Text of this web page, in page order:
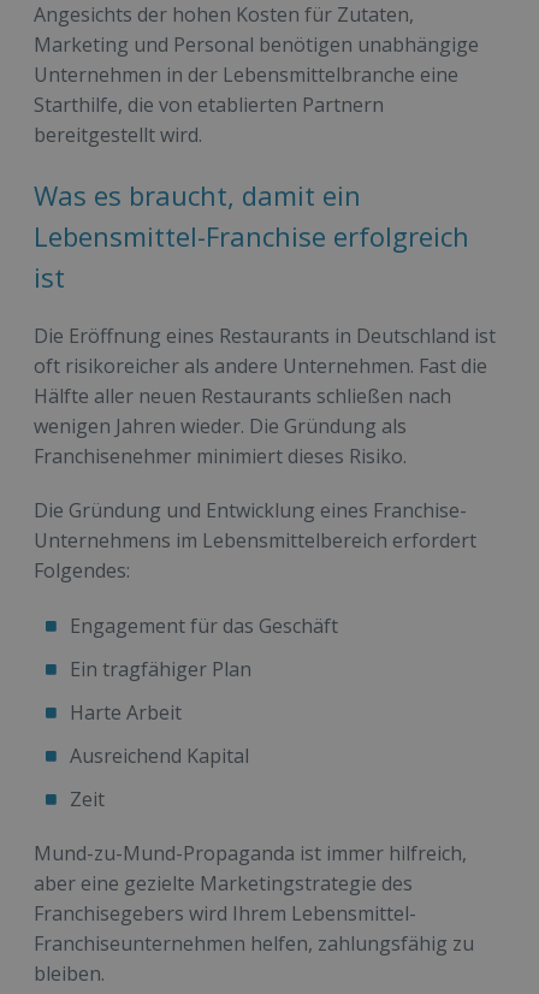
Angesichts der hohen Kosten für Zutaten,
Marketing und Personal benötigen unabhängige
Unternehmen in der Lebensmittelbranche eine
Starthilfe, die von etablierten Partnern
bereitgestellt wird.
Was es braucht, damit ein
Lebensmittel-Franchise erfolgreich
ist
Die Eröffnung eines Restaurants in Deutschland ist
oft risikoreicher als andere Unternehmen. Fast die
Hälfte aller neuen Restaurants schließen nach
wenigen Jahren wieder. Die Gründung als
Franchisenehmer minimiert dieses Risiko.
Die Gründung und Entwicklung eines Franchise-
Unternehmens im Lebensmittelbereich erfordert
Folgendes:
Engagement für das Geschäft
Ein tragfähiger Plan
Harte Arbeit
Ausreichend Kapital
Zeit
Mund-zu-Mund-Propaganda ist immer hilfreich,
aber eine gezielte Marketingstrategie des
Franchisegebers wird Ihrem Lebensmittel-
Franchiseunternehmen helfen, zahlungsfähig zu
bleiben.